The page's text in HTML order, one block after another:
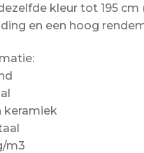
kleur tot 195
en een hoog
keramiek
m3